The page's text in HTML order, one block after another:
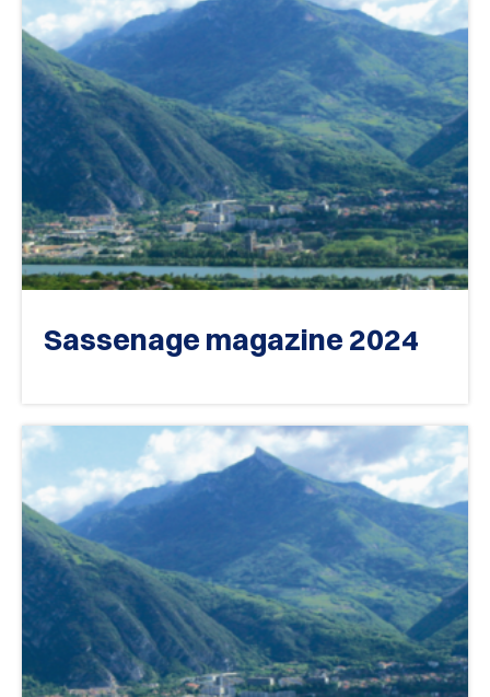
Sassenage magazine 2024